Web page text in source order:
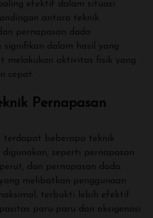
efektif dalam situasi
antara teknik
pernapasan dada
signifikan dalam hasil yang
melakukan aktivitas fisik yang
cepat.
Pernapasan
terdapat beberapa teknik
seperti pernapasan
dan pernapasan dada.
melibatkan penggunaan
terbukti lebih efektif
paru-paru dan oksigenasi